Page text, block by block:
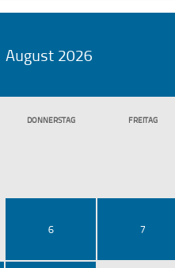
August 2026
DONNERSTAG FREITAG
6 7